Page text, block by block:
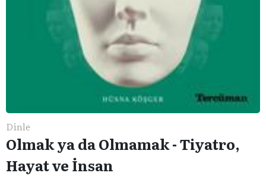
Dinle
Olmak ya da Olmamak - Tiyatro,
Hayat ve İnsan